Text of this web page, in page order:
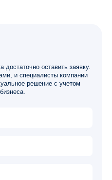
достаточно оставить заявку.
и специалисты компании
решение с учетом